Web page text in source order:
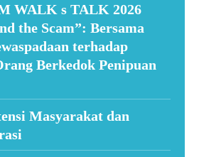
WALK s TALK 2026
the Scam”: Bersama
terhadap
Berkedok Penipuan
Masyarakat dan